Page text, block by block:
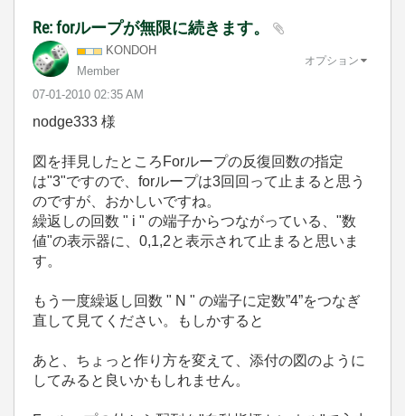
Re: forループが無限に続きます。
KONDOH
Member
‎07-01-2010 02:35 AM
オプション
nodge333 様
図を拝見したところForループの反復回数の指定
は"3"ですので、forループは3回回って止まると思う
のですが、おかしいですね。
繰返しの回数 " i " の端子からつながっている、"数
値"の表示器に、0,1,2と表示されて止まると思いま
す。
もう一度繰返し回数 " N " の端子に定数”4”をつなぎ
直して見てください。もしかすると
あと、ちょっと作り方を変えて、添付の図のように
してみると良いかもしれません。